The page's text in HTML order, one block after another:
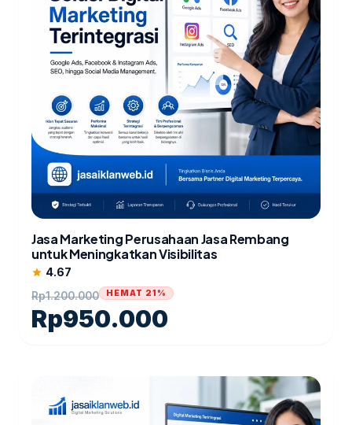
Jasa Marketing Perusahaan Jasa Rembang
untuk Meningkatkan Visibilitas
star 4.67
Rp1.200.000
Rp950.000
HEMAT 21%